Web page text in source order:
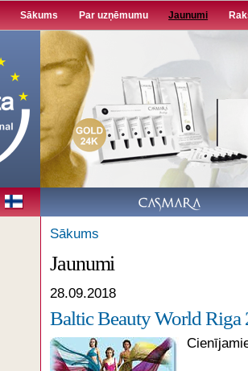
Sākums Par uzņēmumu Jaunumi
Sākums
Jaunumi
28.09.2018
Baltic Beauty World Riga